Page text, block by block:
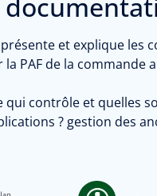
et explique les
PAF de la commande
contrôle et quelles
? gestion des